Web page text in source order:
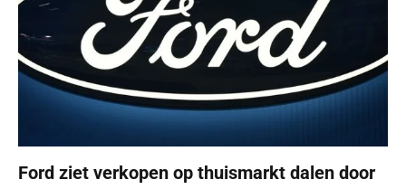
Ford ziet verkopen op thuismarkt dalen door